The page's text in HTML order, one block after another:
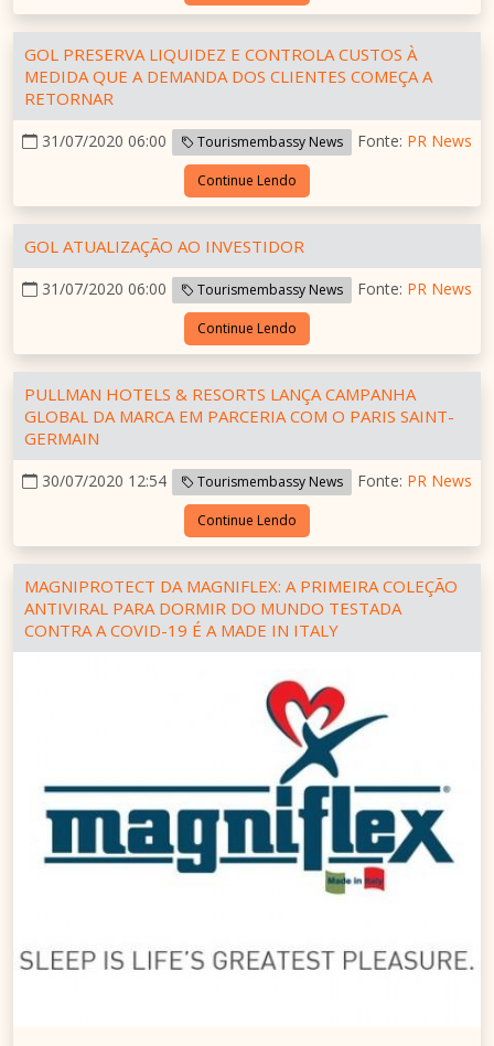
GOL PRESERVA LIQUIDEZ E CONTROLA CUSTOS À
MEDIDA QUE A DEMANDA DOS CLIENTES COMEÇA A
RETORNAR
31/07/2020 06:00 Tourismembassy News Fonte: PR News
Continue Lendo
GOL ATUALIZAÇÃO AO INVESTIDOR
31/07/2020 06:00 Tourismembassy News Fonte: PR News
Continue Lendo
PULLMAN HOTELS & RESORTS LANÇA CAMPANHA
GLOBAL DA MARCA EM PARCERIA COM O PARIS SAINT-
GERMAIN
30/07/2020 12:54 Tourismembassy News Fonte: PR News
Continue Lendo
MAGNIPROTECT DA MAGNIFLEX: A PRIMEIRA COLEÇÃO
ANTIVIRAL PARA DORMIR DO MUNDO TESTADA
CONTRA A COVID-19 É A MADE IN ITALY